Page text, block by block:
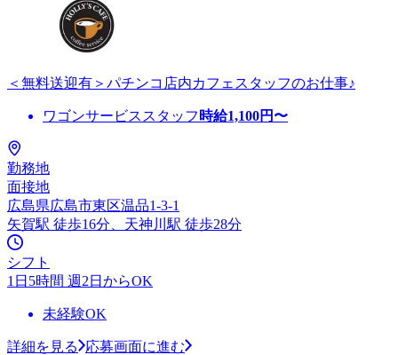
＜無料送迎有＞パチンコ店内カフェスタッフのお仕事♪
ワゴンサービススタッフ 時給1,100円〜
勤務地
面接地
広島県広島市東区温品1-3-1
矢賀駅 徒歩16分、天神川駅 徒歩28分
シフト
1日5時間 週2日からOK
未経験OK
詳細を見る
応募画面に進む